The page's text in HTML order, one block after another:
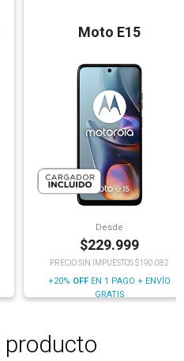
Moto E15
Desde
$229.999
PRECIO SIN IMPUESTOS $190.082
+20% OFF EN 1 PAGO + ENVÍO
GRATIS
producto